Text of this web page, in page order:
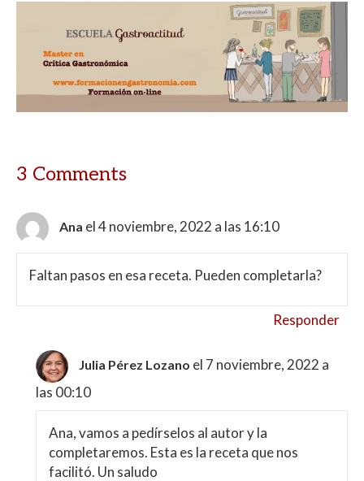
at
s
A
p
e
b
o
o
itt
er p
ar
ti
3 Comments
Ana el 4 noviembre, 2022 a las 16:10
Faltan pasos en esa receta. Pueden completarla?
Responder
Julia Pérez Lozano el 7 noviembre, 2022 a
las 00:10
Ana, vamos a pedírselos al autor y la
completaremos. Esta es la receta que nos
facilitó. Un saludo